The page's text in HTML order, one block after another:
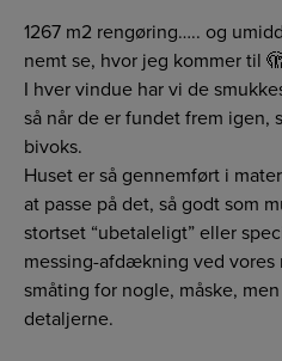
1267 m2 rengøring….. og
nemt se, hvor jeg kommer til
I hver vindue har vi de
så når de er fundet frem igen,
bivoks.
Huset er så gennemført i
at passe på det, så godt som
stortset “ubetaleligt” eller
messing-afdækning ved vores
småting for nogle, måske,
detaljerne.